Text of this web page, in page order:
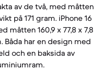
av de två, med måtten
på 171 gram. iPhone 16
måtten 160,9 x 77,8 x 7,8
Båda har en design med
och en baksida av